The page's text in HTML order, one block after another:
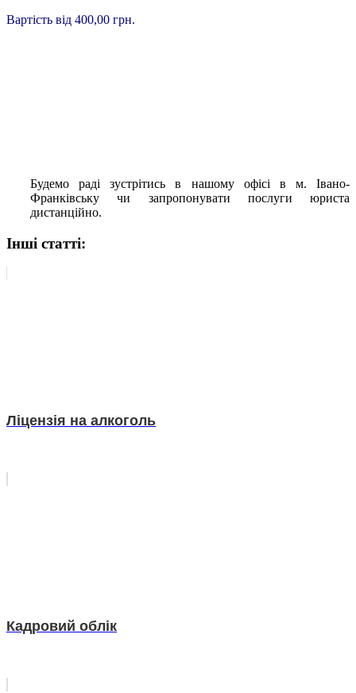
Вартість від 400,00 грн.
Будемо раді зустрітись в нашому офісі в м. Івано-
Франківську чи запропонувати послуги юриста
дистанційно.
Інші статті:
Ліцензія на алкоголь
Кадровий облік